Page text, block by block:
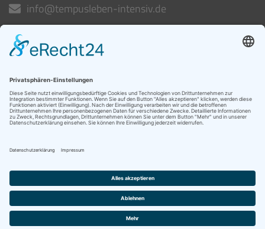
info@tempusleben-intensiv.de
Intensivpflege WGab Spätsommer 26
35649 Bischoffen
06441 - 982 74 23
06441 - 982 74 25
info@intensivpflege-mittelhessen.de